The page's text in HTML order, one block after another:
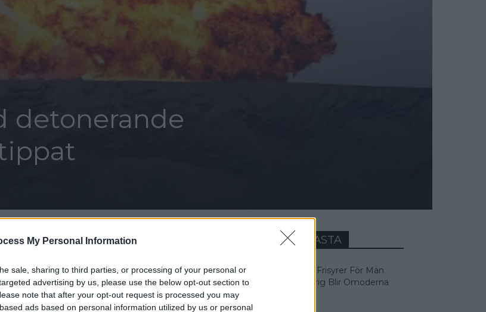
My Personal Information
sale, sharing to third parties, or processing of your personal or
advertising by us, please use the below opt-out section to
note that after your opt-out request is processed you may
ads based on personal information utilized by us or personal
detonerande
VECKANS MEST LÄSTA
5 Tidlösa Frisyrer För Män
Som Aldrig Blir Omoderna